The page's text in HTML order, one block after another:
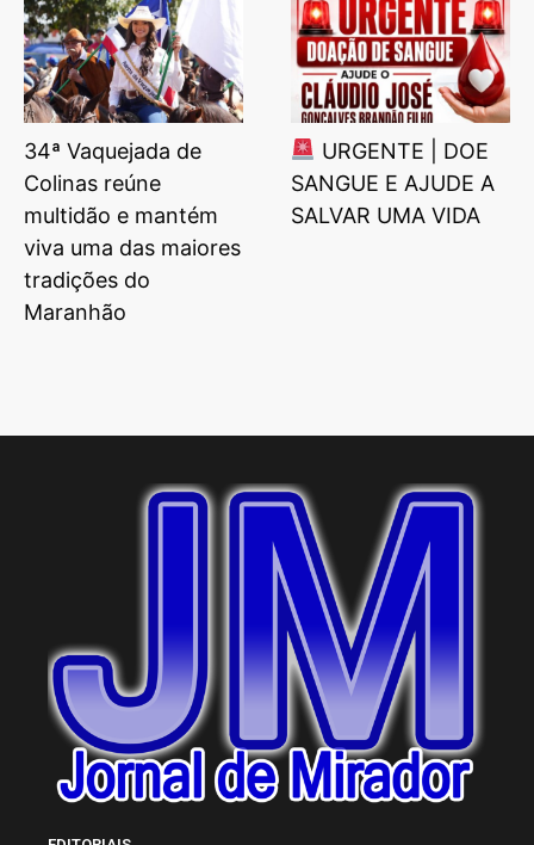
34ª Vaquejada de
Colinas reúne
multidão e mantém
viva uma das maiores
tradições do
Maranhão
URGENTE | DOE
SANGUE E AJUDE A
SALVAR UMA VIDA